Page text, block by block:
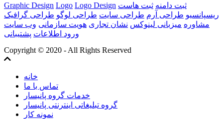
Graphic Design Logo Logo Design ثبت دامنه ثبت هاست
ریسپانسیو طراحی آرم طراحی سایت طراحی لوگو طراحی گرافیک
مشاوره میزبانی لینوکس نشان تجاری هویت سازمانی وب سایت
ورود اطلاعات پشتیبانی
Copyright © 2020 - All Rights Reserved
خانه
تماس با ما
خدمات گروه پانیسار
گروه تبلیغاتی اینترنتی پانیسار
نمونه کار